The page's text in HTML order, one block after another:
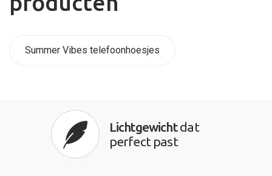
Summer Vibes telefoonhoesjes
Lichtgewichtdat
perfect past